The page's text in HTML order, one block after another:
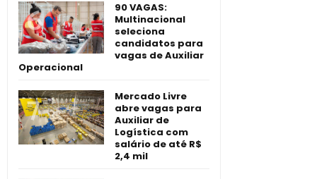
90 VAGAS:
Multinacional
seleciona
candidatos para
vagas de Auxiliar
Operacional
Mercado Livre
abre vagas para
Auxiliar de
Logística com
salário de até R$
2,4 mil